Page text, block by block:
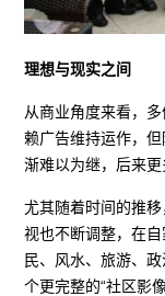
理想与现实之间
从商业角度来看，
赖广告维持运作，
渐难以为继，后来更
尤其随着时间的推
视也不断调整，在
民、风水、旅游、
个更完整的“社区影像